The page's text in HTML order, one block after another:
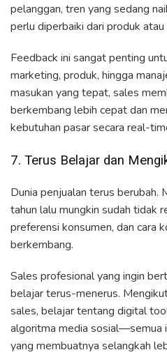
pelanggan, tren yang sedang
perlu diperbaiki dari produk atau
Feedback ini sangat penting
marketing, produk, hingga
masukan yang tepat, sales
berkembang lebih cepat dan
kebutuhan pasar secara real-
7. Terus Belajar dan
Dunia penjualan terus
tahun lalu mungkin sudah tidak
preferensi konsumen, dan cara
berkembang.
Sales profesional yang ingin
belajar terus-menerus.
sales, belajar tentang digital
algoritma media sosial—semua
yang membuatnya selangkah